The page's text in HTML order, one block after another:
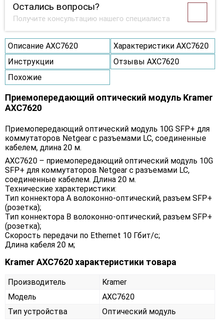
Остались вопросы?
Получите консультацию нашего специалиста
Описание AXC7620
Характеристики AXC7620
Инструкции
Отзывы AXC7620
Похожие
Приемопередающий оптический модуль Kramer
AXC7620
Приемопередающий оптический модуль 10G SFP+ для
коммутаторов Netgear с разъемами LC, соединенные
кабелем, длина 20 м.
AXC7620 – приемопередающий оптический модуль 10G
SFP+ для коммутаторов Netgear с разъемами LC,
соединенные кабелем. Длина 20 м.
Технические характеристики:
Тип коннектора A волоконно-оптический, разъем SFP+
(розетка);
Тип коннектора B волоконно-оптический, разъем SFP+
(розетка);
Скорость передачи по Ethernet 10 Гбит/с;
Длина кабеля 20 м;
Kramer AXC7620 характеристики товара
Производитель
Kramer
Модель
AXC7620
Тип устройства
Оптический модуль